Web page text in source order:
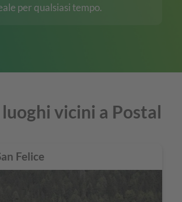
per qualsiasi tempo.
vicini a Postal
Felice